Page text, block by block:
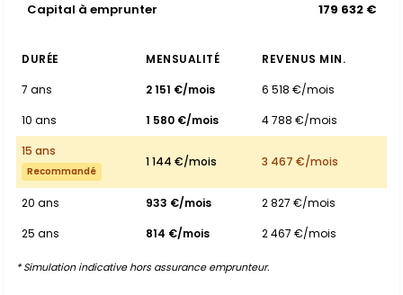
Capital à emprunter 179 632 €
DURÉE MENSUALITÉ
REVENUS MIN.
7 ans
2 151 €/mois
6 518 €/mois
10 ans
1 580 €/mois
4 788 €/mois
15 ans
Recommandé
1 144 €/mois 3 467 €/mois
20 ans 933 €/mois
2 827 €/mois
25 ans
814 €/mois 2 467 €/mois
* Simulation indicative hors assurance emprunteur.